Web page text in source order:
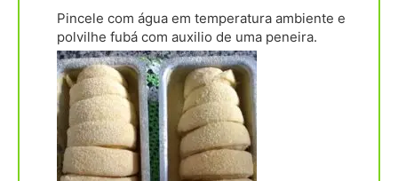
Pincele com água em temperatura ambiente e
polvilhe fubá com auxilio de uma peneira.